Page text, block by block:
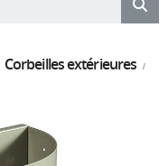
Corbeilles extérieures